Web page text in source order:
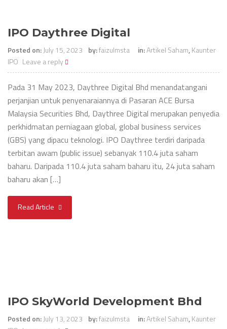
IPO Daythree Digital
Posted on: July 15, 2023 by:faizulmsta in:Artikel Saham,Kaunter
IPO Leave a reply
Pada 31 May 2023, Daythree Digital Bhd menandatangani
perjanjian untuk penyenaraiannya di Pasaran ACE Bursa
Malaysia Securities Bhd, Daythree Digital merupakan penyedia
perkhidmatan perniagaan global, global business services
(GBS) yang dipacu teknologi. IPO Daythree terdiri daripada
terbitan awam (public issue) sebanyak 110.4 juta saham
baharu. Daripada 110.4 juta saham baharu itu, 24 juta saham
baharu akan […]
Read Article
IPO SkyWorld Development Bhd
Posted on: July 13, 2023 by:faizulmsta in:Artikel Saham,Kaunter